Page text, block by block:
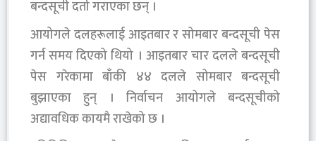
बन्दसूची दर्ता गराएका छन् ।
आयोगले दलहरूलाई आइतबार र सोमबार बन्दसूची पेस
गर्न समय दिएको थियो । आइतबार चार दलले बन्दसूची
पेस गरेकामा बाँकी ४४ दलले सोमबार बन्दसूची
बुझाएका हुन् । निर्वाचन आयोगले बन्दसूचीको
अद्यावधिक कायमै राखेको छ ।